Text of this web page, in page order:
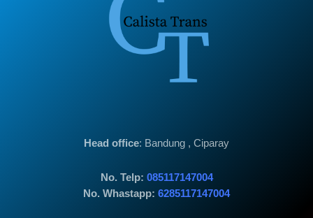
Head office: Bandung , Ciparay
No. Telp: 085117147004
No. Whastapp: 6285117147004